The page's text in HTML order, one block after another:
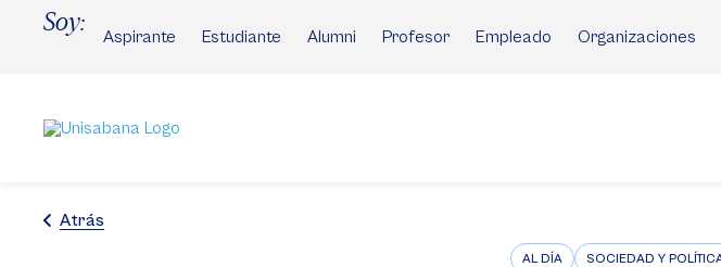
Soy:
Aspirante Estudiante Alumni Profesor Empleado Organizaciones
Atrás
AL DÍA SOCIEDAD Y